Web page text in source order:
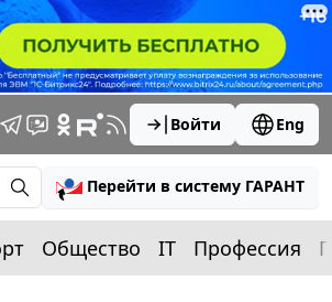
Войти Eng
Перейти в систему ГАРАНТ
Общество IT Профессия